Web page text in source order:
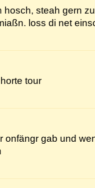
hosch, steah gern
loss di net
tour
onfängr gab und